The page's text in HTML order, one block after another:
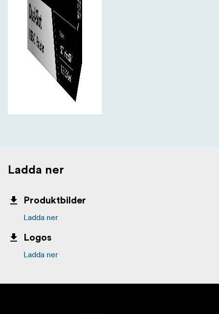
Ladda ner
Produktbilder
Ladda ner
Logos
Ladda ner